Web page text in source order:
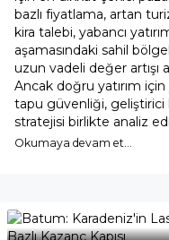
bazlı fiyatlama, artan
kira talebi, yabancı
aşamasındaki sahil
uzun vadeli değer artışı
Ancak doğru yatırım
tapu güvenliği, geliştirici
stratejisi birlikte analiz
Okumaya devam et...